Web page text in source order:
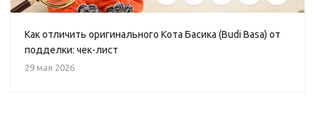
Как отличить оригинального Кота Басика (Budi Basa) от
подделки: чек-лист
29 мая 2026